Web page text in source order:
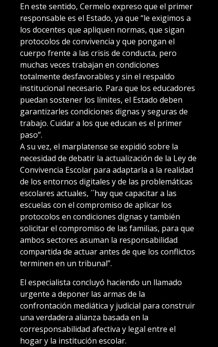
En este sentido, Cermelo expreso que el primer
responsable es el Estado, ya que “le exigimos a
los docentes que apliquen normas, que sigan
protocolos de convivencia y que pongan el
cuerpo frente a las crisis de conducta, pero
muchas veces trabajan en condiciones
totalmente desfavorables y sin el respaldo
institucional necesario. Para que los educadores
puedan sostener los límites, el Estado deben
garantizarles condiciones dignas y seguras de
trabajo. Cuidar a los que educan es el primer
paso”.
A su vez, el marplatense se expidió sobre la
necesidad de debatir la actualización de la Ley de
Convivencia Escolar para adaptarla a la realidad
de los entornos digitales y de las problemáticas
escolares actuales, ´´hay que capacitar a las
escuelas con el compromiso de aplicar los
protocolos en condiciones dignas y también
solicitar el compromiso de las familias, para que
ambos sectores asuman la responsabilidad
compartida de actuar antes de que los conflictos
terminen en un tribunal”.
El especialista concluyó haciendo un llamado
urgente a deponer las armas de la
confrontación mediática y judicial para construir
una verdadera alianza basada en la
corresponsabilidad afectiva y legal entre el
hogar y la institución escolar.